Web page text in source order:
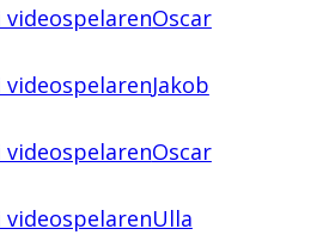
Oscar
Jakob
Oscar
Ulla